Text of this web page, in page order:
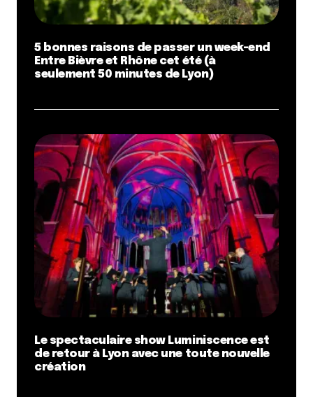
5 bonnes raisons de passer un week-end
Entre Bièvre et Rhône cet été (à
seulement 50 minutes de Lyon)
Le spectaculaire show Luminiscence est
de retour à Lyon avec une toute nouvelle
création